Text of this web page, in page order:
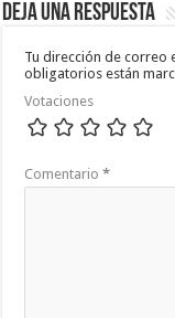
Deja una respuesta
Tu dirección de correo
obligatorios están
Votaciones
Comentario*